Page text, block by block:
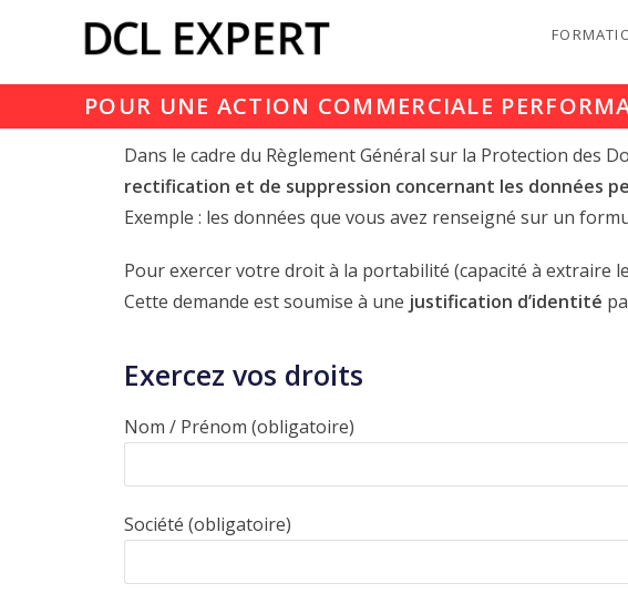
POUR UNE ACTION COMMERCIALE
Dans le cadre du Règlement Général sur la Protection des
rectification et de suppression concernant les données
Exemple : les données que vous avez renseigné sur un
Pour exercer votre droit à la portabilité (capacité à extraire
Cette demande est soumise à une justification d’identité
Exercez vos droits
Nom / Prénom (obligatoire)
Société (obligatoire)